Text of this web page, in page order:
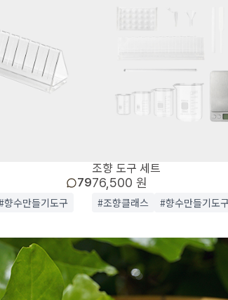
79
향수만들기도구
조향 도구 세트
76,500 원
#조향클래스 #향수만들기도구